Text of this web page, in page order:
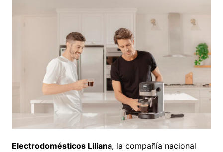
Electrodomésticos Liliana, la compañía nacional